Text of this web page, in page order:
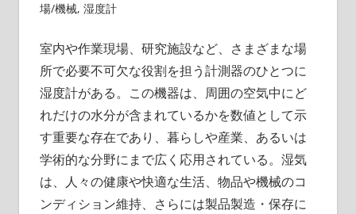
場/機械, 湿度計
室内や作業現場、研究施設など、さまざまな場
所で必要不可欠な役割を担う計測器のひとつに
湿度計がある。 この機器は、周囲の空気中にど
れだけの水分が含まれているかを数値として示
す重要な存在であり、暮らしや産業、あるいは
学術的な分野にまで広く応用されている。湿気
は、人々の健康や快適な生活、物品や機械のコ
ンディション維持、さらには製品製造・保存に